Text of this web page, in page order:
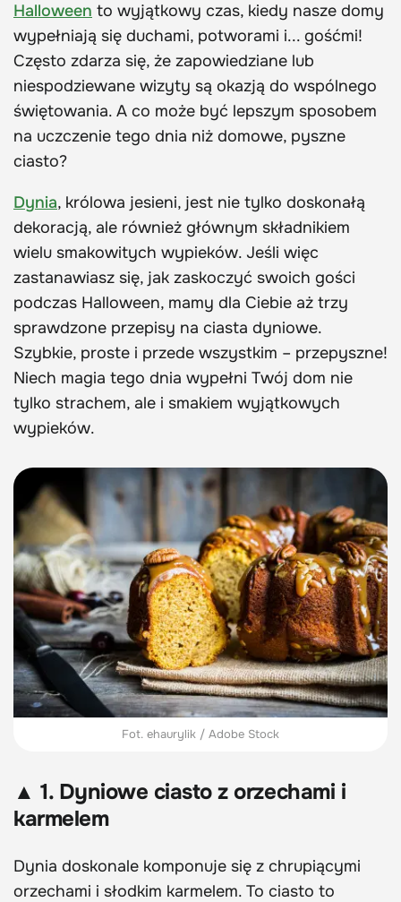
Halloween to wyjątkowy czas, kiedy nasze domy
wypełniają się duchami, potworami i... gośćmi!
Często zdarza się, że zapowiedziane lub
niespodziewane wizyty są okazją do wspólnego
świętowania. A co może być lepszym sposobem
na uczczenie tego dnia niż domowe, pyszne
ciasto?
Dynia, królowa jesieni, jest nie tylko doskonałą
dekoracją, ale również głównym składnikiem
wielu smakowitych wypieków. Jeśli więc
zastanawiasz się, jak zaskoczyć swoich gości
podczas Halloween, mamy dla Ciebie aż trzy
sprawdzone przepisy na ciasta dyniowe.
Szybkie, proste i przede wszystkim – przepyszne!
Niech magia tego dnia wypełni Twój dom nie
tylko strachem, ale i smakiem wyjątkowych
wypieków.
Fot. ehaurylik / Adobe Stock
▲ 1. Dyniowe ciasto z orzechami i
karmelem
Dynia doskonale komponuje się z chrupiącymi
orzechami i słodkim karmelem. To ciasto to